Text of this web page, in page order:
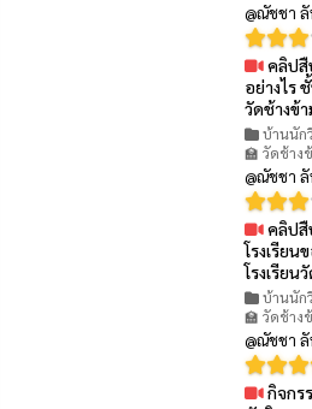
@ณัชชา
คลิปสื
อย่างไร
วัดช้างข้า
บ้านนัก
🏫 วัดช้าง
@ณัชชา
คลิปสื
โรงเรียน
โรงเรียน
บ้านนัก
🏫 วัดช้าง
@ณัชชา
กิจกร